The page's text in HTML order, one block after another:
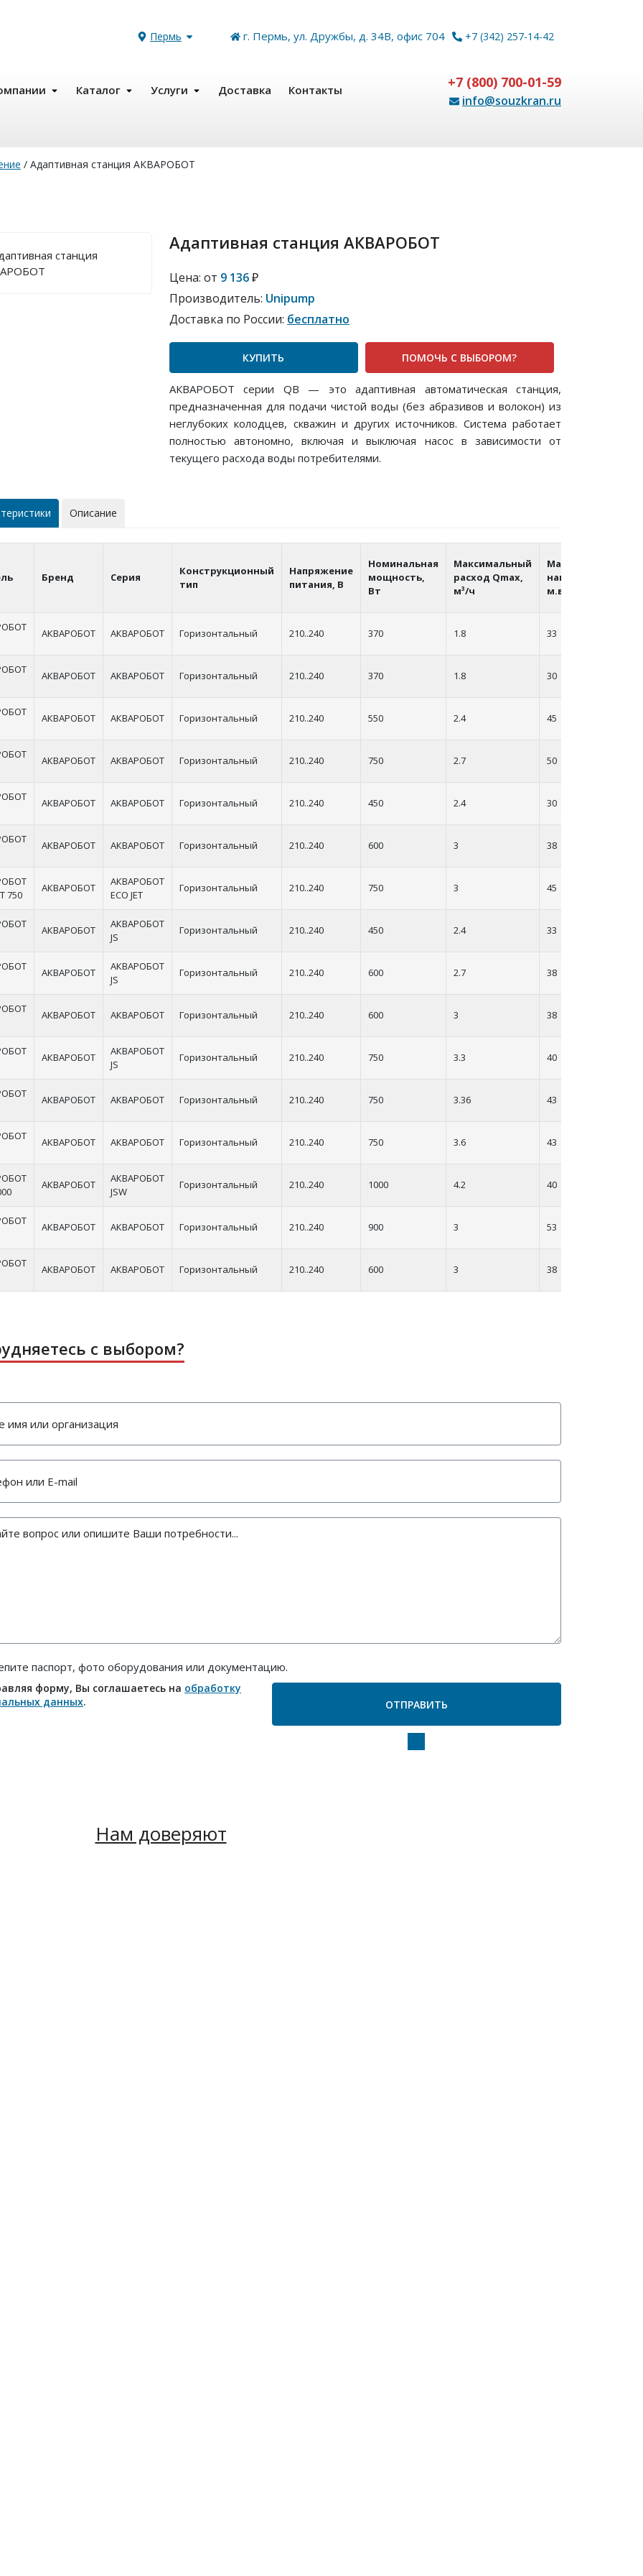
Пермь г. Пермь, ул. Дружбы, д. 34В, офис 704 +7 (342) 257-14-42
Каталог Услуги Доставка Контакты +7 (800) 700-01-59
info@souzkran.ru
/ Адаптивная станция АКВАРОБОТ
Адаптивная станция АКВАРОБОТ
Цена: от 9 136₽
Производитель: Unipump
Доставка по России: бесплатно
КУПИТЬ ПОМОЧЬ С ВЫБОРОМ?
АКВАРОБОТ серии QB — это адаптивная автоматическая станция,
предназначенная для подачи чистой воды (без абразивов и волокон) из
неглубоких колодцев, скважин и других источников. Система работает
полностью автономно, включая и выключая насос в зависимости от
текущего расхода воды потребителями.
Описание
Бренд Серия
Конструкционный
тип
Напряжение
питания, В
Номинальная
мощность,
Вт
Максимальный
расход Qmax,
м³/ч
Максимальный
напор,
м.вод.ст.
АКВАРОБОТ АКВАРОБОТ Горизонтальный 210..240 370 1.8 33
АКВАРОБОТ АКВАРОБОТ Горизонтальный 210..240 370 1.8 30
АКВАРОБОТ АКВАРОБОТ Горизонтальный 210..240 550 2.4 45
АКВАРОБОТ АКВАРОБОТ Горизонтальный 210..240 750 2.7 50
АКВАРОБОТ АКВАРОБОТ Горизонтальный 210..240 450 2.4 30
АКВАРОБОТ АКВАРОБОТ Горизонтальный 210..240 600 3 38
750
АКВАРОБОТ
АКВАРОБОТ
ECO JET
Горизонтальный 210..240 750 3 45
АКВАРОБОТ
АКВАРОБОТ
JS
Горизонтальный 210..240 450 2.4 33
АКВАРОБОТ
АКВАРОБОТ
JS
Горизонтальный 210..240 600 2.7 38
АКВАРОБОТ АКВАРОБОТ Горизонтальный 210..240 600 3 38
АКВАРОБОТ
АКВАРОБОТ
JS
Горизонтальный 210..240 750 3.3 40
АКВАРОБОТ АКВАРОБОТ Горизонтальный 210..240 750 3.36 43
АКВАРОБОТ АКВАРОБОТ Горизонтальный 210..240 750 3.6 43
АКВАРОБОТ
АКВАРОБОТ
JSW
Горизонтальный 210..240 1000 4.2 40
АКВАРОБОТ АКВАРОБОТ Горизонтальный 210..240 900 3 53
АКВАРОБОТ АКВАРОБОТ Горизонтальный 210..240 600 3 38
с выбором?
паспорт, фото оборудования или документацию.
форму, Вы соглашаетесь на обработку
данных.
Нам доверяют